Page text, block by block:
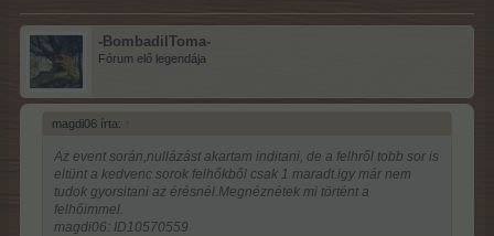
-BombadilToma-
Fórum elő legendája
magdi06 írta: ↑
Az event során,nullázást akartam inditani, de a felhről tobb sor is
eltünt a kedvenc sorok felhőkből csak 1 maradt.igy már nem
tudok gyorsitani az érésnél.Megnéznétek mi történt a
felhőimmel.
magdi06: ID10570559